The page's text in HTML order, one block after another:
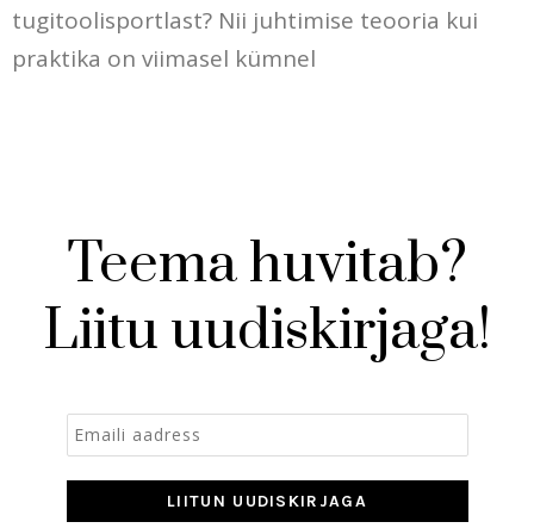
tugitoolisportlast? Nii juhtimise teooria kui
praktika on viimasel kümnel
Teema huvitab?
Liitu uudiskirjaga!